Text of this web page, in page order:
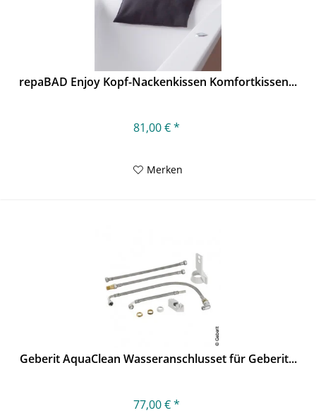
repaBAD Enjoy Kopf-Nackenkissen Komfortkissen...
81,00 € *
Merken
Geberit AquaClean Wasseranschlusset für Geberit...
77,00 € *